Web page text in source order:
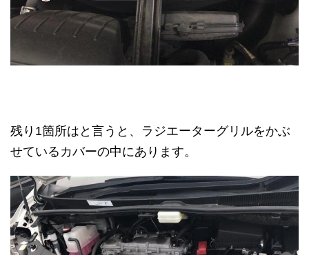
残り1箇所はと言うと、ラジエーターグリルをかぶ
せているカバーの中にあります。